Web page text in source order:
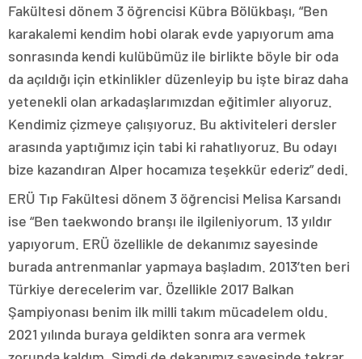
Fakültesi dönem 3 öğrencisi Kübra Bölükbaşı, “Ben
karakalemi kendim hobi olarak evde yapıyorum ama
sonrasında kendi kulübümüz ile birlikte böyle bir oda
da açıldığı için etkinlikler düzenleyip bu işte biraz daha
yetenekli olan arkadaşlarımızdan eğitimler alıyoruz.
Kendimiz çizmeye çalışıyoruz. Bu aktiviteleri dersler
arasında yaptığımız için tabi ki rahatlıyoruz. Bu odayı
bize kazandıran Alper hocamıza teşekkür ederiz” dedi.
ERÜ Tıp Fakültesi dönem 3 öğrencisi Melisa Karsandı
ise “Ben taekwondo branşı ile ilgileniyorum. 13 yıldır
yapıyorum. ERÜ özellikle de dekanımız sayesinde
burada antrenmanlar yapmaya başladım. 2013’ten beri
Türkiye derecelerim var. Özellikle 2017 Balkan
Şampiyonası benim ilk milli takım mücadelem oldu.
2021 yılında buraya geldikten sonra ara vermek